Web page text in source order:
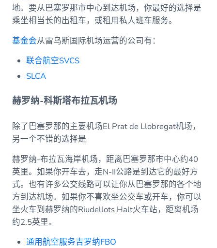
地。要从巴塞罗那市中心到达机场，你最好的选择是
乘坐相当长的出租车，或租用私人班车服务。
基金会从雷乌斯国际机场运营的公司有：
联合航空SVCS
SLCA
赫罗纳-科斯塔布拉瓦机场
除了巴塞罗那的主要机场El Prat de Llobregat机场，
另一个不错的选择是
赫罗纳-布拉瓦海岸机场，距离巴塞罗那市中心约40
英里。如果你开车去，走N-II公路是到达它的最好方
式。也有许多公交线路可以让你从巴塞罗那的各个地
方到达机场。如果你不喜欢坐公交车或开车，你可以
坐火车到赫罗纳的Riudellots Halt火车站，距离机场
约2.5英里。
通用航空服务吉罗纳FBO